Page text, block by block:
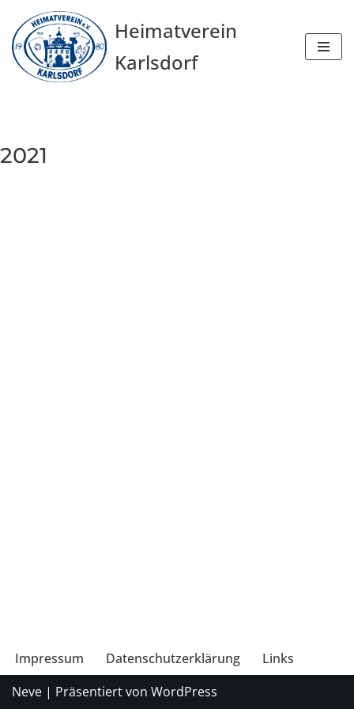
Zum
Inhalt
springen
Heimatverein
Karlsdorf
2021
Impressum Datenschutzerklärung
Links
Neve | Präsentiert von WordPress